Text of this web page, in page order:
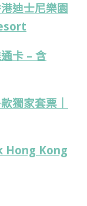
迪士尼樂園
卡 – 含
獨家套票｜
Hong Kong